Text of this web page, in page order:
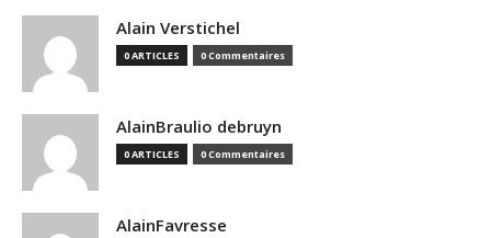
Alain Verstichel
0 ARTICLES 0 Commentaires
AlainBraulio debruyn
0 ARTICLES 0 Commentaires
AlainFavresse